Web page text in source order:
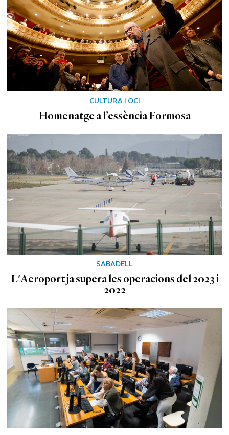
CULTURA I OCI
Homenatge a l’essència Formosa
SABADELL
L'Aeroport ja supera les operacions del 2023 i
2022